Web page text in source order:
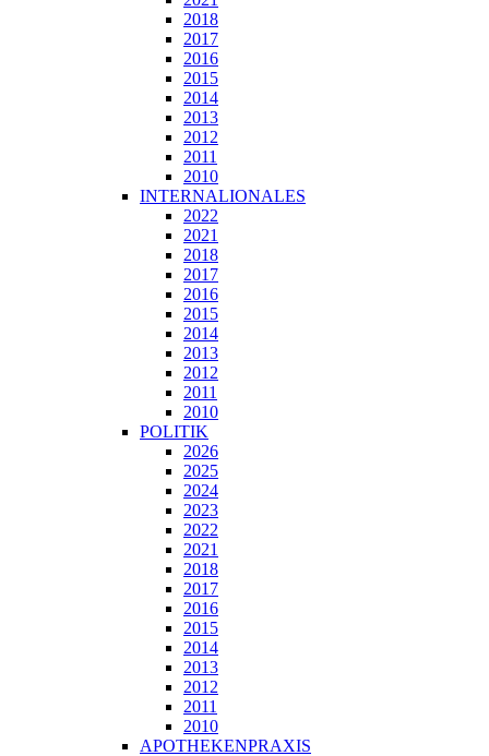
2018
2017
2016
2015
2014
2013
2012
2011
2010
INTERNALIONALES
2022
2021
2018
2017
2016
2015
2014
2013
2012
2011
2010
POLITIK
2026
2025
2024
2023
2022
2021
2018
2017
2016
2015
2014
2013
2012
2011
2010
APOTHEKENPRAXIS